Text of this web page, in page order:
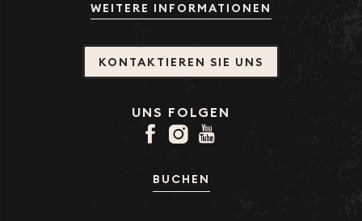
WEITERE INFORMATIONEN
KONTAKTIEREN SIE UNS
UNS FOLGEN
BUCHEN